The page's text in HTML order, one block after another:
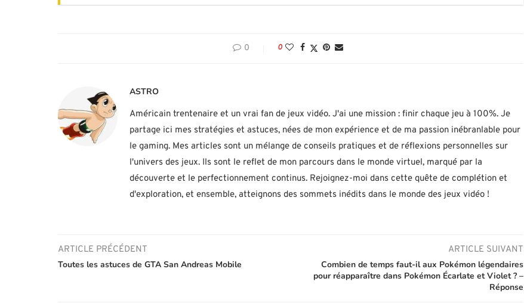
0 0
ASTRO
Américain trentenaire et un vrai fan de jeux vidéo. J'ai une mission : finir chaque jeu à 100%. Je
partage ici mes stratégies et astuces, nées de mon expérience et de ma passion inébranlable pour
le gaming. Mes articles sont un mélange de conseils pratiques et de réflexions personnelles sur
l'univers des jeux. Ils sont le reflet de mon parcours dans le monde virtuel, marqué par la
découverte et le perfectionnement continus. Rejoignez-moi dans cette quête de complétion et
d'exploration, et ensemble, atteignons des sommets inédits dans le monde des jeux vidéo !
ARTICLE PRÉCÉDENT
Toutes les astuces de GTA San Andreas Mobile
ARTICLE SUIVANT
Combien de temps faut-il aux Pokémon légendaires
pour réapparaître dans Pokémon Écarlate et Violet ? –
Réponse